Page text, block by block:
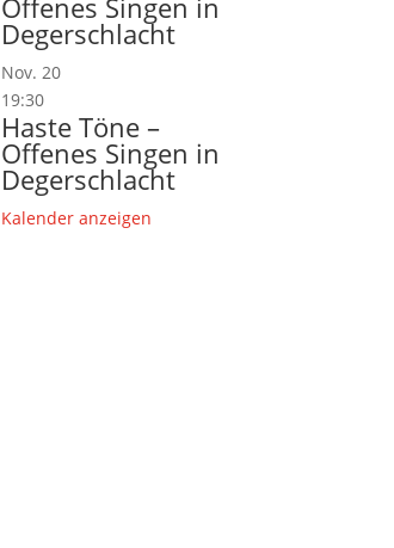
Offenes Singen in
Degerschlacht
Nov.20
19:30
Haste Töne –
Offenes Singen in
Degerschlacht
Kalender anzeigen